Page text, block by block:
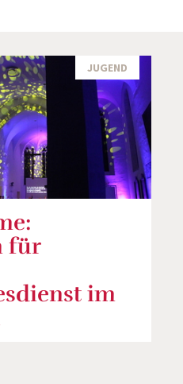
JUGEND
für
im